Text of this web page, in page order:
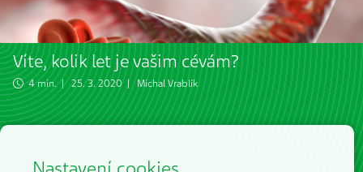
Víte, kolik let je vašim cévám?
4 min. | 25. 3. 2020 |Michal Vrablík